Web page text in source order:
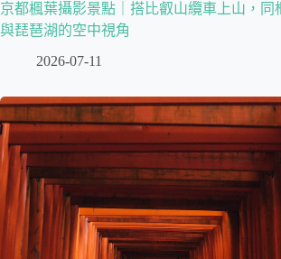
京都楓葉攝影景點｜搭比叡山纜車上山，同
與琵琶湖的空中視角
2026-07-11